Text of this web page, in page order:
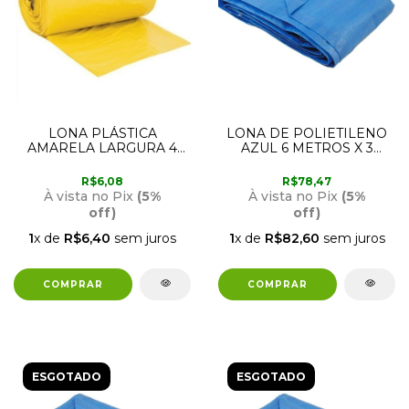
LONA PLÁSTICA
AMARELA LARGURA 4
LINEAR) 120 MICRAS
NEGREIRO
R$6,08
À vista no Pix (5%
off)
1x de R$6,40 sem juros
LONA DE POLIETILENO
AZUL 6 METROS X 3
R$78,47
À vista no Pix (5%
off)
1x de R$82,60 sem juros
ESGOTADO ESGOTADO